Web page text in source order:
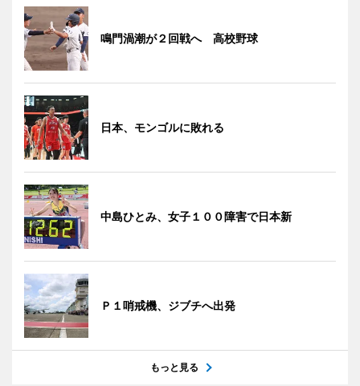
鳴門渦潮が２回戦へ 高校野球
日本、モンゴルに敗れる
中島ひとみ、女子１００障害で日本新
Ｐ１哨戒機、ジブチへ出発
もっと見る